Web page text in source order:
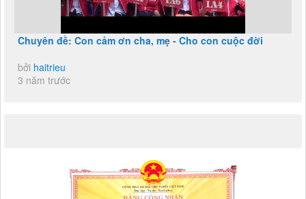
Chuyên đề: Con cảm ơn cha, mẹ - Cho con cuộc đời
bởi haitrieu
3 năm trước